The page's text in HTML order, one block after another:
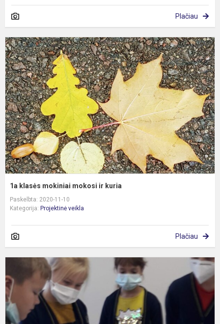
Plačiau
1a klasės mokiniai mokosi ir kuria
Paskelbta: 2020-11-10
Kategorija: Projektinė veikla
Plačiau